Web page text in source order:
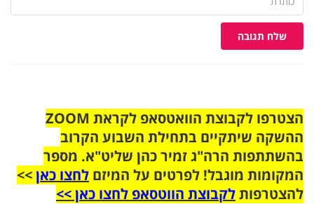
שלח תגובה
הצטרפו לקבוצת הוואטסאפ לקראת ZOOM
ההשקה שיתקיים בתחילת השבוע הקרוב
בהשתתפות הרה"ג זמיר כהן שליט"א. מספר
המקומות מוגבל! לפרטים על המיזם לחצו כאן>>
להצטרפותלקבוצת הווטסאפ לחצו כאן >>